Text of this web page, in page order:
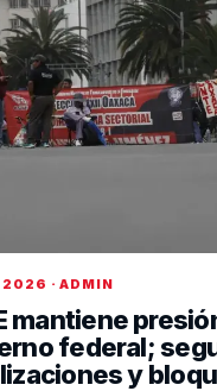
2026 · ADMIN
mantiene
federal;
y